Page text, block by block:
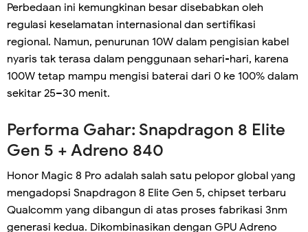
Perbedaan ini kemungkinan besar disebabkan oleh
regulasi keselamatan internasional dan sertifikasi
regional. Namun, penurunan 10W dalam pengisian kabel
nyaris tak terasa dalam penggunaan sehari-hari, karena
100W tetap mampu mengisi baterai dari 0 ke 100% dalam
sekitar 25–30 menit.
Performa Gahar: Snapdragon 8 Elite
Gen 5 + Adreno 840
Honor Magic 8 Pro adalah salah satu pelopor global yang
mengadopsi Snapdragon 8 Elite Gen 5, chipset terbaru
Qualcomm yang dibangun di atas proses fabrikasi 3nm
generasi kedua. Dikombinasikan dengan GPU Adreno